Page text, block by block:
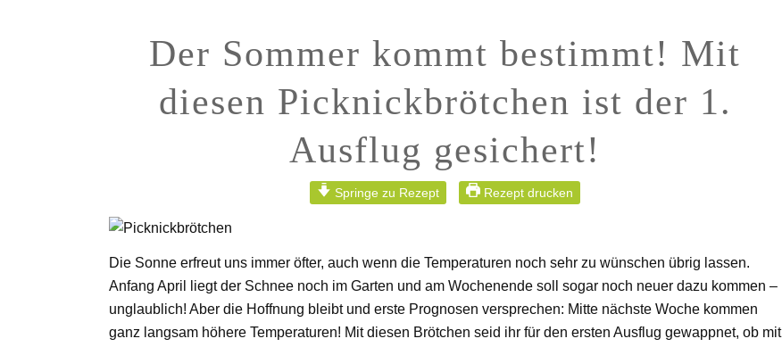
Der Sommer kommt bestimmt! Mit
diesen Picknickbrötchen ist der 1.
Ausflug gesichert!
Springe zu Rezept Rezept drucken
Die Sonne erfreut uns immer öfter, auch wenn die Temperaturen noch sehr zu wünschen übrig lassen.
Anfang April liegt der Schnee noch im Garten und am Wochenende soll sogar noch neuer dazu kommen –
unglaublich! Aber die Hoffnung bleibt und erste Prognosen versprechen: Mitte nächste Woche kommen
ganz langsam höhere Temperaturen! Mit diesen Brötchen seid ihr für den ersten Ausflug gewappnet, ob mit